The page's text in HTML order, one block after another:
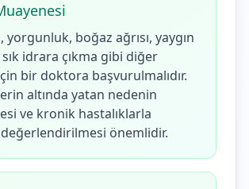
yorgunluk, boğaz ağrısı, yaygın
idrara çıkma gibi diğer
bir doktora başvurulmalıdır.
altında yatan nedenin
ve kronik hastalıklarla
önemlidir.